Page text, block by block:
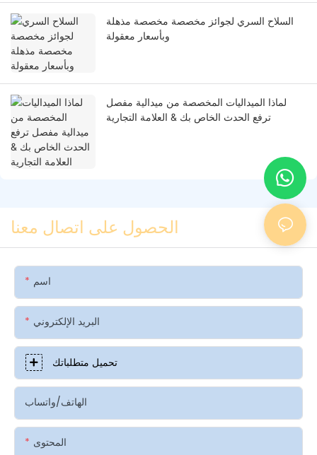
السلاح السري لجوائز مخصصة مخصصة مذهلة
وبأسعار معقولة
لماذا الميداليات المخصصة من ميدالية مفصل
ترفع الحدث الخاص بك & العلامة التجارية
الحصول على اتصال معنا
اسم
البريد الإلكتروني
تحميل متطلباتك
الهاتف/واتساب
المحتوى